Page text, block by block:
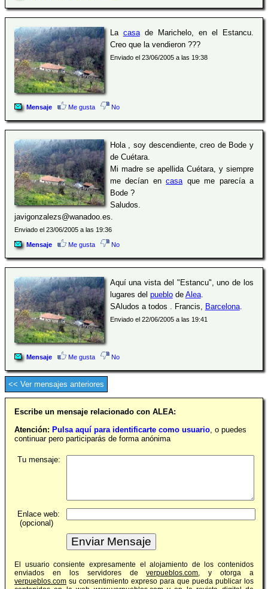
La casade Marichelo, en el Estancu.
Creo que la vendieron ???
Enviado el 23/06/2005 a las 19:38
Mensaje Me gusta No
Hola , soy descendiente, creo de Bode y
de Cuétara.
Mi madre se apellida Cuétara, y siempre
me decían encasaque me parecía a
Bode ?
Saludos.
javigonzalezs@wanadoo.es.
Enviado el 23/06/2005 a las 19:36
Mensaje Me gusta No
Aquí una vista del "Estancu", uno de los
lugares del pueblode Alea.
SAludos a todos . Francis, Barcelona.
Enviado el 22/06/2005 a las 19:41
Mensaje Me gusta No
<< Ver mensajes anteriores
Escribe un mensaje relacionado con ALEA:
Atención: Pulsa aquí para identificarte como usuario, o puedes
continuar pero participarás de forma anónima
Tu mensaje:
Enlace web:
(opcional)
El usuario consiente expresamente el alojamiento de los contenidos
enviados en los servidores deverpueblos.com, y otorga a
verpueblos.com su consentimiento expreso para que pueda publicar los